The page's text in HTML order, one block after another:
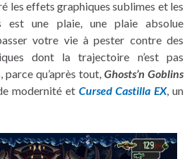
les effets graphiques sublimes et les
est une plaie, une plaie absolue
votre vie à pester contre des
dont la trajectoire n’est pas
parce qu’après tout, Ghosts’n Goblins
modernité etCursed Castilla EX, un